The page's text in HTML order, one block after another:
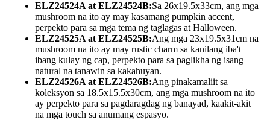
ELZ24524A at ELZ24524B:Sa 26x19.5x33cm, ang mga
mushroom na ito ay may kasamang pumpkin accent,
perpekto para sa mga tema ng taglagas at Halloween.
ELZ24525A at ELZ24525B:Ang mga 23x19.5x31cm na
mushroom na ito ay may rustic charm sa kanilang iba't
ibang kulay ng cap, perpekto para sa paglikha ng isang
natural na tanawin sa kakahuyan.
ELZ24526A at ELZ24526B:Ang pinakamaliit sa
koleksyon sa 18.5x15.5x30cm, ang mga mushroom na ito
ay perpekto para sa pagdaragdag ng banayad, kaakit-akit
na mga touch sa anumang espasyo.